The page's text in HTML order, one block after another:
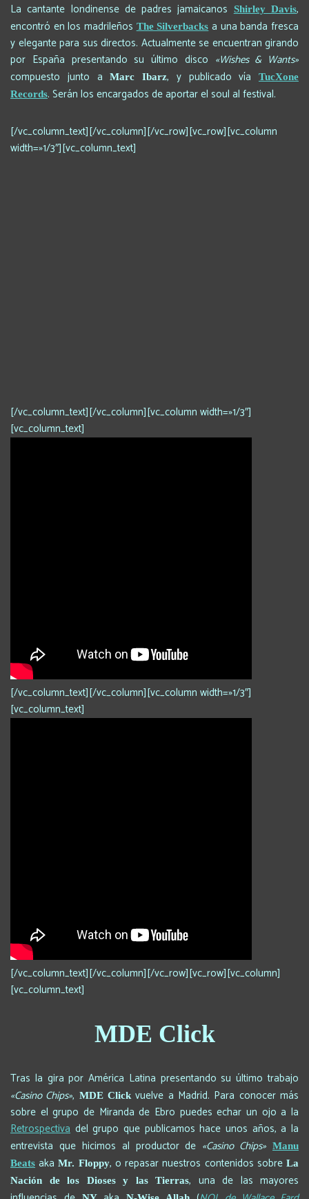
La cantante londinense de padres jamaicanosShirley Davis,
encontró en los madrileñosThe Silverbacksa una banda fresca
y elegante para sus directos. Actualmente se encuentran girando
por España presentando su último disco «Wishes & Wants»
compuesto junto aMarc Ibarz, y publicado vía
TucXone
Records. Serán los encargados de aportar el soul al festival.
[/vc_column_text][/vc_column][/vc_row][vc_row][vc_column
width=»1/3″][vc_column_text]
[/vc_column_text][/vc_column][vc_column width=»1/3″]
[vc_column_text]
[/vc_column_text][/vc_column][vc_column width=»1/3″]
[vc_column_text]
[/vc_column_text][/vc_column][/vc_row][vc_row][vc_column]
[vc_column_text]
MDE Click
Tras la gira por América Latina presentando su último trabajo
«Casino Chips», MDE Clickvuelve a Madrid. Para conocer más
sobre el grupo de Miranda de Ebro puedes echar un ojo a la
Retrospectiva del grupo que publicamos hace unos años, a la
entrevista que hicimos al productor de «Casino Chips» Manu
Beats akaMr. Floppy, o repasar nuestros contenidos sobreLa
Nación de los Dioses y las Tierras, una de las mayores